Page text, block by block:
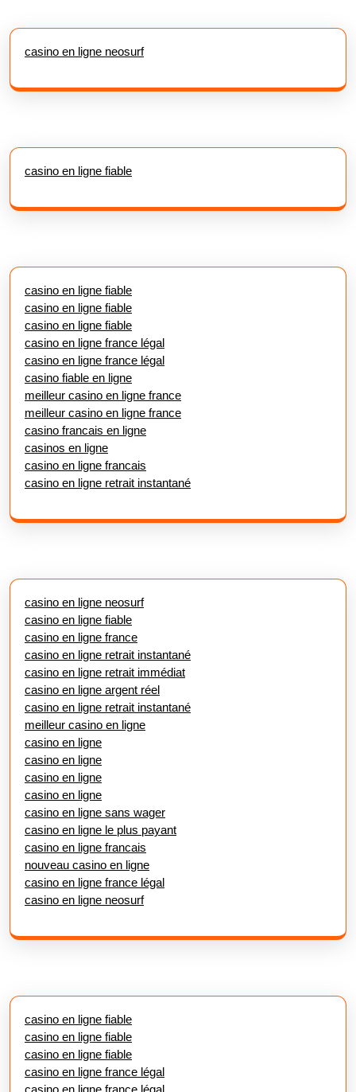
casino en ligne neosurf
casino en ligne fiable
casino en ligne fiable
casino en ligne fiable
casino en ligne fiable
casino en ligne france légal
casino en ligne france légal
casino fiable en ligne
meilleur casino en ligne france
meilleur casino en ligne france
casino francais en ligne
casinos en ligne
casino en ligne francais
casino en ligne retrait instantané
casino en ligne neosurf
casino en ligne fiable
casino en ligne france
casino en ligne retrait instantané
casino en ligne retrait immédiat
casino en ligne argent réel
casino en ligne retrait instantané
meilleur casino en ligne
casino en ligne
casino en ligne
casino en ligne
casino en ligne
casino en ligne sans wager
casino en ligne le plus payant
casino en ligne francais
nouveau casino en ligne
casino en ligne france légal
casino en ligne neosurf
casino en ligne fiable
casino en ligne fiable
casino en ligne fiable
casino en ligne france légal
casino en ligne france légal